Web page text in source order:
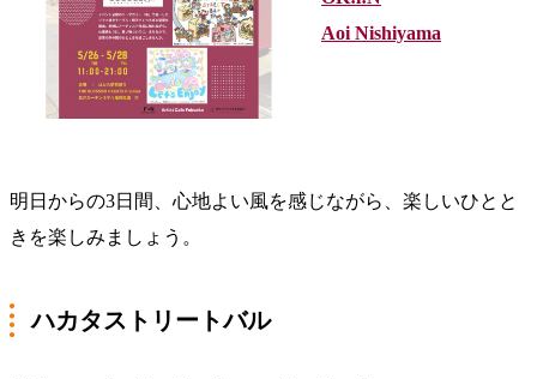
Aoi Nishiyama
明日からの3日間、 心地よい風を感じながら、楽しいひとと
きを楽しみましょう。
ハカタストリートバル